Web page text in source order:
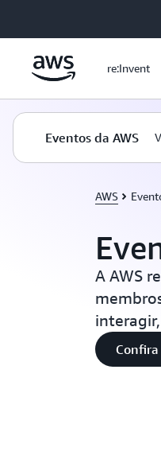
re:Invent
Eventos da AWS
AWS
A AWS
Confira